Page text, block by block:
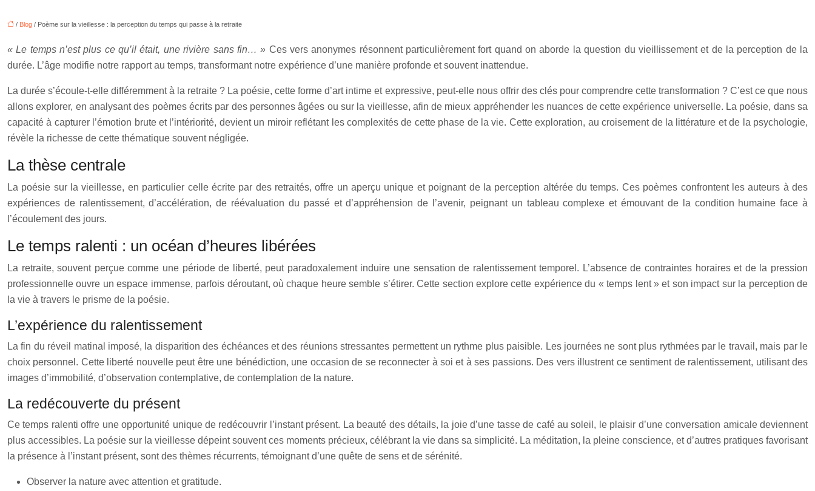
/ Blog / Poème sur la vieillesse : la perception du temps qui passe à la retraite
« Le temps n’est plus ce qu’il était, une rivière sans fin… » Ces vers anonymes résonnent particulièrement fort quand on aborde la question du vieillissement et de la perception de la
durée. L’âge modifie notre rapport au temps, transformant notre expérience d’une manière profonde et souvent inattendue.
La durée s’écoule-t-elle différemment à la retraite ? La poésie, cette forme d’art intime et expressive, peut-elle nous offrir des clés pour comprendre cette transformation ? C’est ce que nous
allons explorer, en analysant des poèmes écrits par des personnes âgées ou sur la vieillesse, afin de mieux appréhender les nuances de cette expérience universelle. La poésie, dans sa
capacité à capturer l’émotion brute et l’intériorité, devient un miroir reflétant les complexités de cette phase de la vie. Cette exploration, au croisement de la littérature et de la psychologie,
révèle la richesse de cette thématique souvent négligée.
La thèse centrale
La poésie sur la vieillesse, en particulier celle écrite par des retraités, offre un aperçu unique et poignant de la perception altérée du temps. Ces poèmes confrontent les auteurs à des
expériences de ralentissement, d’accélération, de réévaluation du passé et d’appréhension de l’avenir, peignant un tableau complexe et émouvant de la condition humaine face à
l’écoulement des jours.
Le temps ralenti : un océan d’heures libérées
La retraite, souvent perçue comme une période de liberté, peut paradoxalement induire une sensation de ralentissement temporel. L’absence de contraintes horaires et de la pression
professionnelle ouvre un espace immense, parfois déroutant, où chaque heure semble s’étirer. Cette section explore cette expérience du « temps lent » et son impact sur la perception de
la vie à travers le prisme de la poésie.
L’expérience du ralentissement
La fin du réveil matinal imposé, la disparition des échéances et des réunions stressantes permettent un rythme plus paisible. Les journées ne sont plus rythmées par le travail, mais par le
choix personnel. Cette liberté nouvelle peut être une bénédiction, une occasion de se reconnecter à soi et à ses passions. Des vers illustrent ce sentiment de ralentissement, utilisant des
images d’immobilité, d’observation contemplative, de contemplation de la nature.
La redécouverte du présent
Ce temps ralenti offre une opportunité unique de redécouvrir l’instant présent. La beauté des détails, la joie d’une tasse de café au soleil, le plaisir d’une conversation amicale deviennent
plus accessibles. La poésie sur la vieillesse dépeint souvent ces moments précieux, célébrant la vie dans sa simplicité. La méditation, la pleine conscience, et d’autres pratiques favorisant
la présence à l’instant présent, sont des thèmes récurrents, témoignant d’une quête de sens et de sérénité.
Observer la nature avec attention et gratitude.